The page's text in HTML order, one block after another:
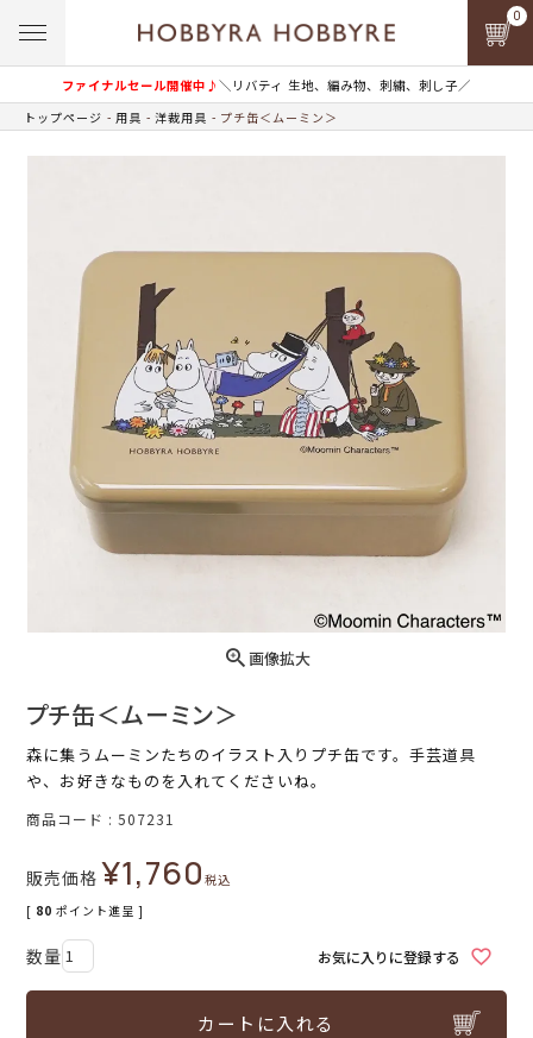
ファイナルセール開催中♪＼リバティ 生地、編み物、刺繍、刺し子／
0
トップページ 用具 洋裁用具 プチ缶＜ムーミン＞
画像拡大
プチ缶＜ムーミン＞
森に集うムーミンたちのイラスト入りプチ缶です。手芸道具
や、お好きなものを入れてくださいね。
商品コード 507231
販売価格 ¥1,760税込
[ 80 ポイント進呈 ]
お気に入りに登録する
カートに入れる